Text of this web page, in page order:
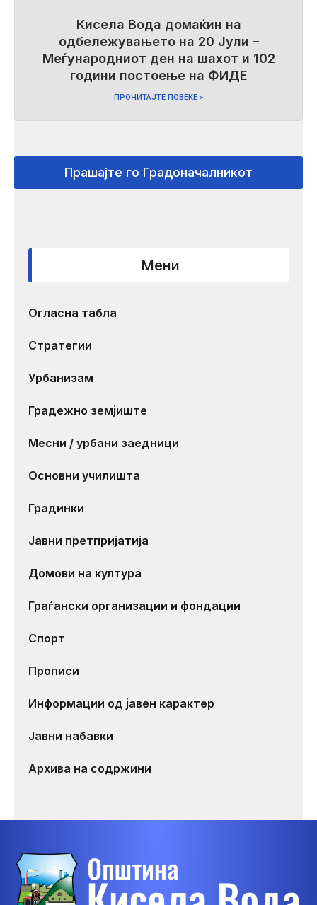
Кисела Вода домаќин на
одбележувањето на 20 Јули –
Меѓународниот ден на шахот и 102
години постоење на ФИДЕ
ПРОЧИТАЈТЕ ПОВЕЌЕ »
Прашајте го Градоначалникот
Мени
Огласна табла
Стратегии
Урбанизам
Градежно земјиште
Месни / урбани заедници
Основни училишта
Градинки
Јавни претпријатија
Домови на култура
Граѓански организации и фондации
Спорт
Прописи
Информации од јавен карактер
Јавни набавки
Архива на содржини